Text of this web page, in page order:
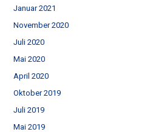
Januar 2021
November 2020
Juli 2020
Mai 2020
April 2020
Oktober 2019
Juli 2019
Mai 2019